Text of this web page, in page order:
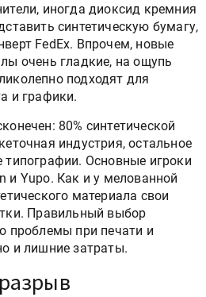
иногда диоксид кремния
синтетическую бумагу,
FedEx. Впрочем, новые
очень гладкие, на ощупь
подходят для
и графики.
80% синтетической
индустрия, остальное
типографии. Основные игроки
и Yupo. Как и у мелованной
материала свои
Правильный выбор
проблемы при печати и
и лишние затраты.